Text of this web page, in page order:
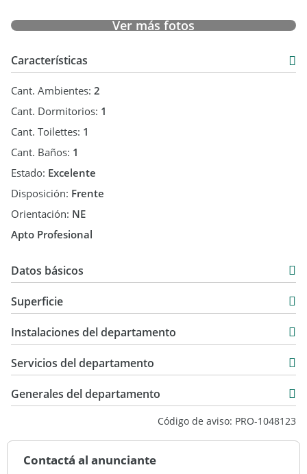
Ver más fotos
Características
Cant. Ambientes: 2
Cant. Dormitorios: 1
Cant. Toilettes: 1
Cant. Baños: 1
Estado: Excelente
Disposición: Frente
Orientación: NE
Apto Profesional
Datos básicos
USD 174.999
Superficie
50 m2
Instalaciones del departamento
Servicios del departamento
Generales del departamento
Código de aviso: PRO-1048123
Contactá al anunciante